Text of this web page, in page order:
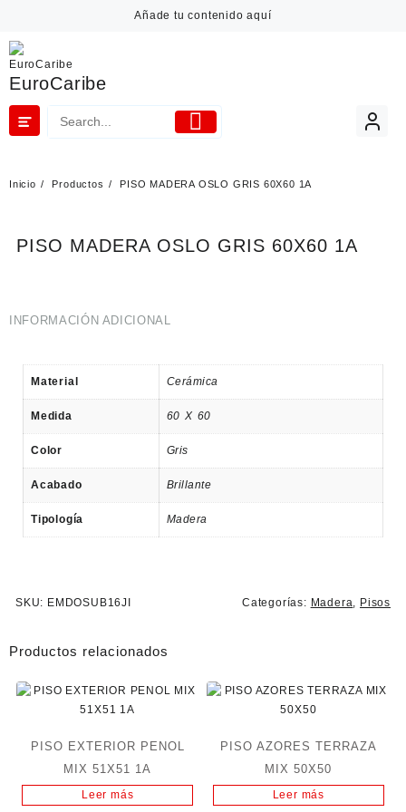
Añade tu contenido aquí
EuroCaribe
Inicio Productos PISO MADERA OSLO GRIS 60X60 1A
PISO MADERA OSLO GRIS 60X60 1A
INFORMACIÓN ADICIONAL
Material Cerámica
Medida 60 X 60
Color Gris
Acabado Brillante
Tipología Madera
SKU: EMDOSUB16JI Categorías: Madera, Pisos
Productos relacionados
PISO EXTERIOR PENOL
MIX 51X51 1A
Leer más
PISO AZORES TERRAZA
MIX 50X50
Leer más